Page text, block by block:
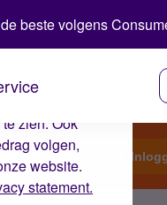
op de
zien. Ook
volgen,
website.
statement.
beste volgens
een topic